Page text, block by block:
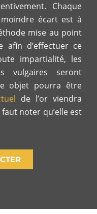
Chaque
écart est à
mise au point
afin d’effectuer ce
impartialité, les
vulgaires seront
objet pourra être
de l’or viendra
noter qu’elle est